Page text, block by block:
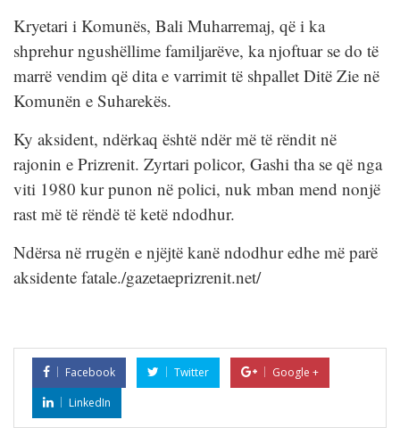
Kryetari i Komunës, Bali Muharremaj, që i ka
shprehur ngushëllime familjarëve, ka njoftuar se do të
marrë vendim që dita e varrimit të shpallet Ditë Zie në
Komunën e Suharekës.
Ky aksident, ndërkaq është ndër më të rëndit në
rajonin e Prizrenit. Zyrtari policor, Gashi tha se që nga
viti 1980 kur punon në polici, nuk mban mend nonjë
rast më të rëndë të ketë ndodhur.
Ndërsa në rrugën e njëjtë kanë ndodhur edhe më parë
aksidente fatale./gazetaeprizrenit.net/
Facebook Twitter
Google +
LinkedIn